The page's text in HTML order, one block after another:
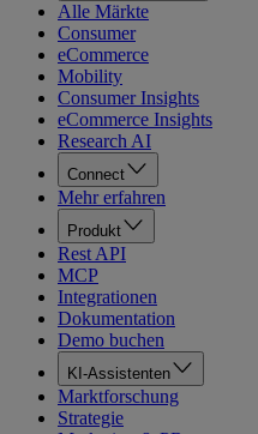
Alle Märkte
Consumer
eCommerce
Mobility
Consumer Insights
eCommerce Insights
Research AI
Connect
Mehr erfahren
Produkt
Rest API
MCP
Integrationen
Dokumentation
Demo buchen
KI-Assistenten
Marktforschung
Strategie